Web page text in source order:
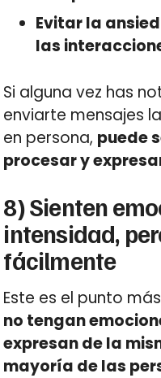
Evitar la
las
Si alguna vez has
enviarte mensajes
en persona, puede
procesar y
8) Sienten
intensidad,
fácilmente
Este es el punto
no tengan
expresan de la
mayoría de las